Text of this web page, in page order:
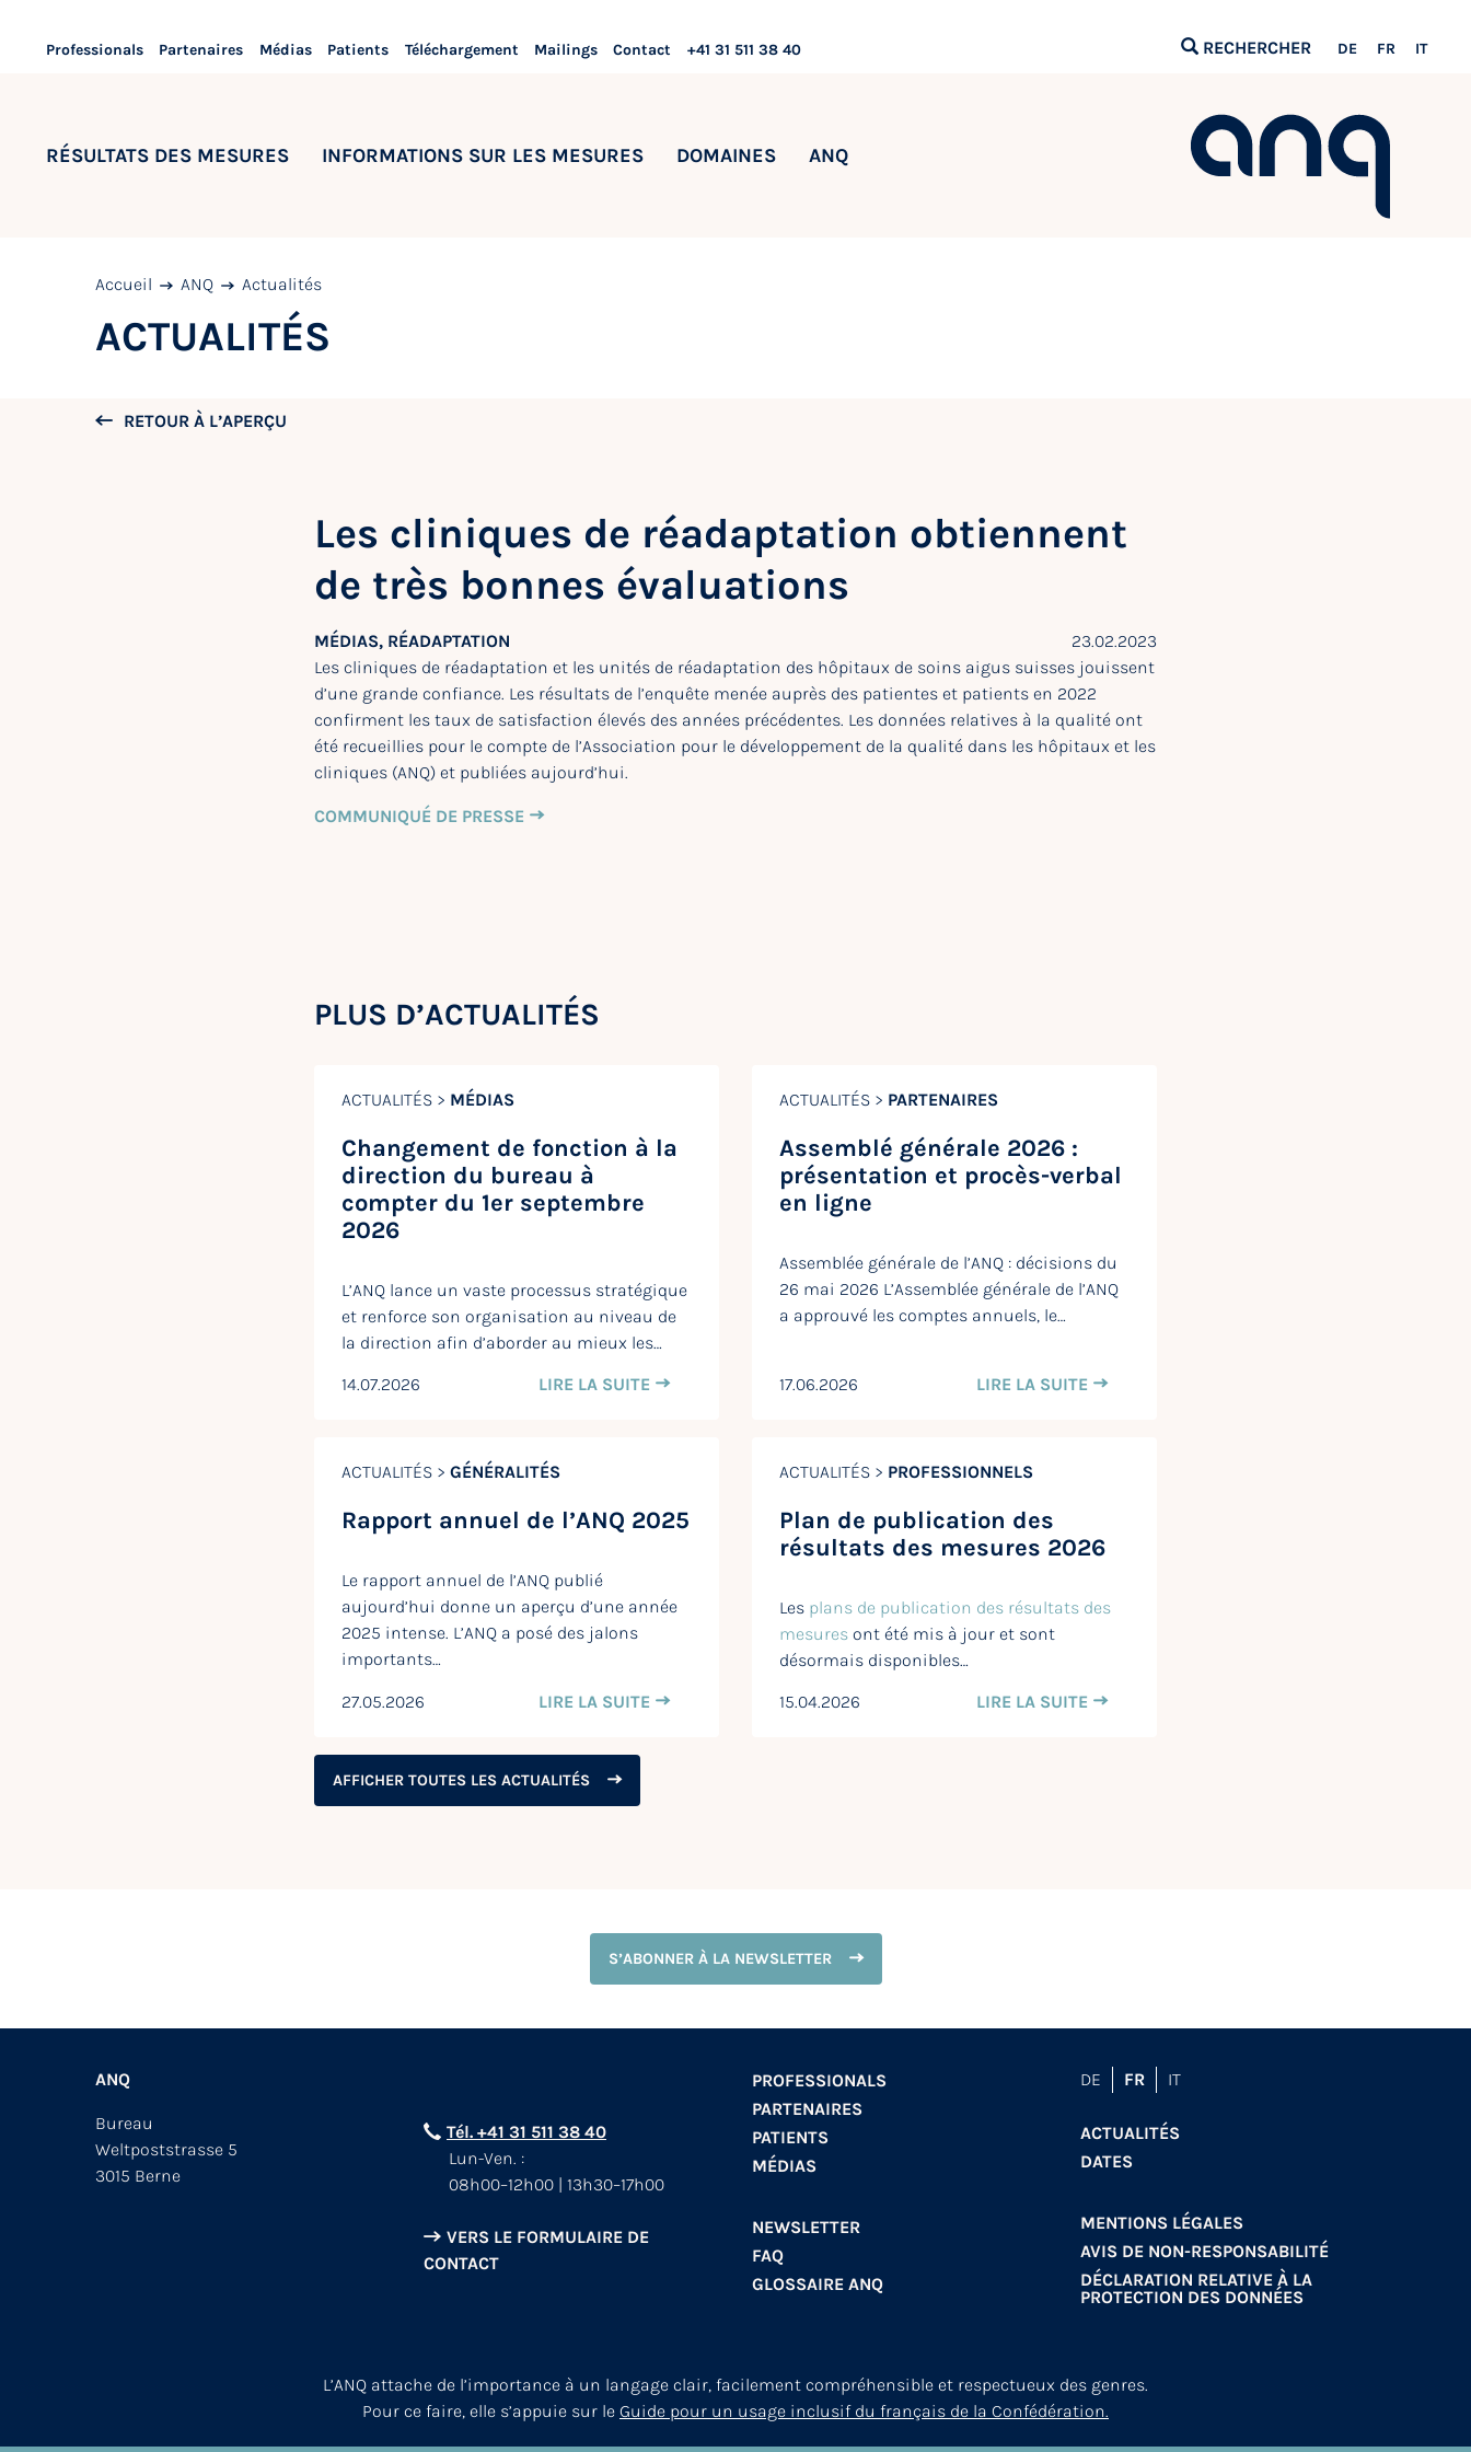
Professionals Partenaires Médias Patients Téléchargement Mailings Contact +41 31 511 38 40 RECHERCHER DE FR IT
RÉSULTATS DES MESURES INFORMATIONS SUR LES MESURES DOMAINES ANQ
Accueil ANQ Actualités
ACTUALITÉS
RETOUR À L’APERÇU
Les cliniques de réadaptation obtiennent
de très bonnes évaluations
MÉDIAS, RÉADAPTATION
23.02.2023
Les cliniques de réadaptation et les unités de réadaptation des hôpitaux de soins aigus suisses jouissent
d’une grande confiance. Les résultats de l’enquête menée auprès des patientes et patients en 2022
confirment les taux de satisfaction élevés des années précédentes. Les données relatives à la qualité ont
été recueillies pour le compte de l’Association pour le développement de la qualité dans les hôpitaux et les
cliniques (ANQ) et publiées aujourd’hui.
COMMUNIQUÉ DE PRESSE
PLUS D’ACTUALITÉS
ACTUALITÉS > MÉDIAS
Changement de fonction à la
direction du bureau à
compter du 1er septembre
2026
L’ANQ lance un vaste processus stratégique
et renforce son organisation au niveau de
la direction afin d’aborder au mieux les…
14.07.2026
LIRE LA SUITE
ACTUALITÉS > PARTENAIRES
Assemblé générale 2026 :
présentation et procès-verbal
en ligne
Assemblée générale de l’ANQ : décisions du
26 mai 2026 L’Assemblée générale de l’ANQ
a approuvé les comptes annuels, le…
17.06.2026 LIRE LA SUITE
ACTUALITÉS > GÉNÉRALITÉS
Rapport annuel de l’ANQ 2025
Le rapport annuel de l’ANQ publié
aujourd’hui donne un aperçu d’une année
2025 intense. L’ANQ a posé des jalons
importants…
27.05.2026 LIRE LA SUITE
ACTUALITÉS > PROFESSIONNELS
Plan de publication des
résultats des mesures 2026
Les plans de publication des résultats des
mesures ont été mis à jour et sont
désormais disponibles…
15.04.2026
LIRE LA SUITE
AFFICHER TOUTES LES ACTUALITÉS
S’ABONNER À LA NEWSLETTER
ANQ
Bureau
Weltpoststrasse 5
3015 Berne
Tél. +41 31 511 38 40
Lun-Ven. :
08h00–12h00 | 13h30–17h00
VERS LE FORMULAIRE DE
CONTACT
PROFESSIONALS
PARTENAIRES
PATIENTS
MÉDIAS
NEWSLETTER
FAQ
GLOSSAIRE ANQ
DE FR IT
ACTUALITÉS
DATES
MENTIONS LÉGALES
AVIS DE NON-RESPONSABILITÉ
DÉCLARATION RELATIVE À LA
PROTECTION DES DONNÉES
L’ANQ attache de l’importance à un langage clair, facilement compréhensible et respectueux des genres.
Pour ce faire, elle s’appuie sur le Guide pour un usage inclusif du français de la Confédération.